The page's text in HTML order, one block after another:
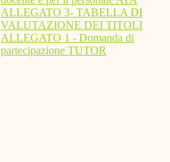
ALLEGATO 3- TABELLA DI
VALUTAZIONE DEI TITOLI
ALLEGATO 1 - Domanda di
partecipazione TUTOR